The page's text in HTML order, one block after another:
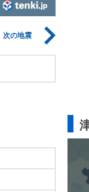
次の地震